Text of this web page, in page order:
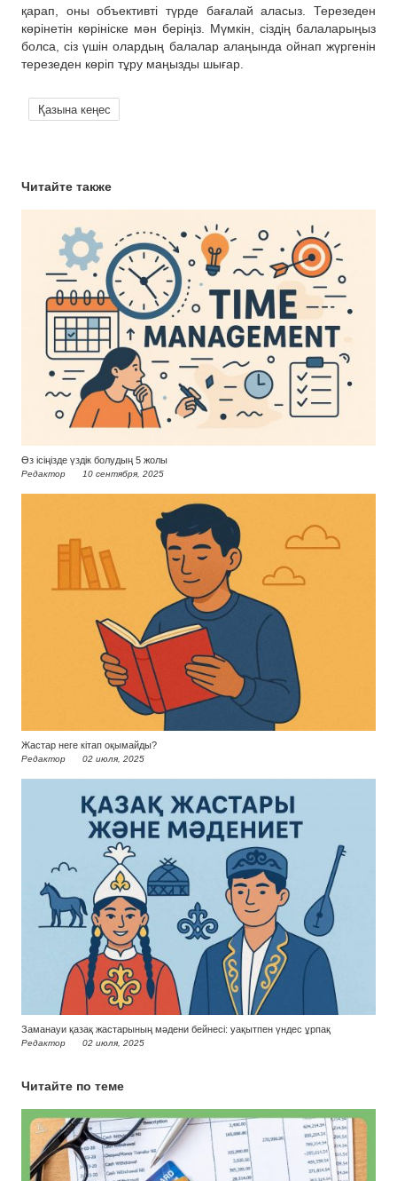
қарап, оны объективті түрде бағалай аласыз. Терезеден
көрінетін көрініске мән беріңіз. Мүмкін, сіздің балаларыңыз
болса, сіз үшін олардың балалар алаңында ойнап жүргенін
терезеден көріп тұру маңызды шығар.
Қазына кеңес
Читайте также
Өз ісіңізде үздік болудың 5 жолы
Редактор 10 сентября, 2025
Жастар неге кітап оқымайды?
Редактор 02 июля, 2025
Заманауи қазақ жастарының мәдени бейнесі: уақытпен үндес ұрпақ
Редактор 02 июля, 2025
Читайте по теме